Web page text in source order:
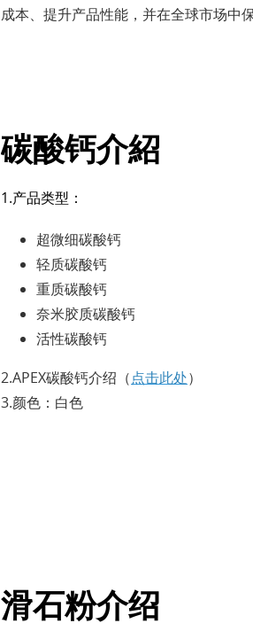
成本、提升产品性能，并在全球市场中
碳酸钙介紹
1.产品类型 ：
超微细碳酸钙
轻质碳酸钙
重质碳酸钙
奈米胶质碳酸钙
活性碳酸钙
2.APEX碳酸钙介绍（点击此处）
3.颜色：白色
滑石粉介绍